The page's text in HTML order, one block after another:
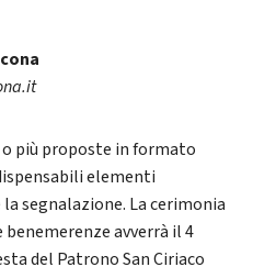
più proposte in formato
elementi
segnalazione. La cerimonia
avverrà il 4
del Patrono San Ciriaco